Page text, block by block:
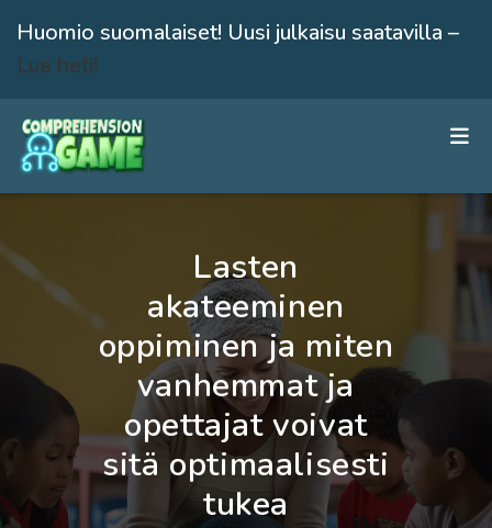
Huomio suomalaiset! Uusi julkaisu saatavilla –
Lue heti!
suoraan
sisältöön
Lasten
akateeminen
oppiminen ja miten
vanhemmat ja
opettajat voivat
sitä optimaalisesti
tukea